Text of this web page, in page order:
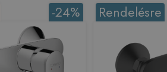
-24% Rendelésre